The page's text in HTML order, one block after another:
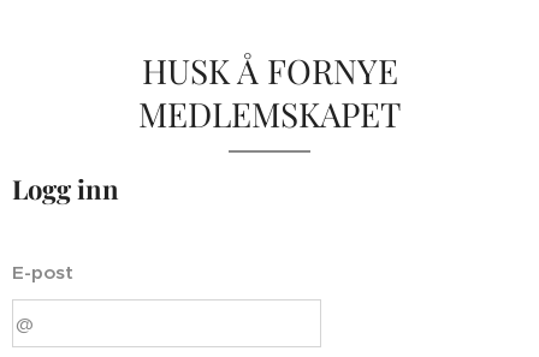
HUSK Å FORNYE
MEDLEMSKAPET
Logg inn
E-post